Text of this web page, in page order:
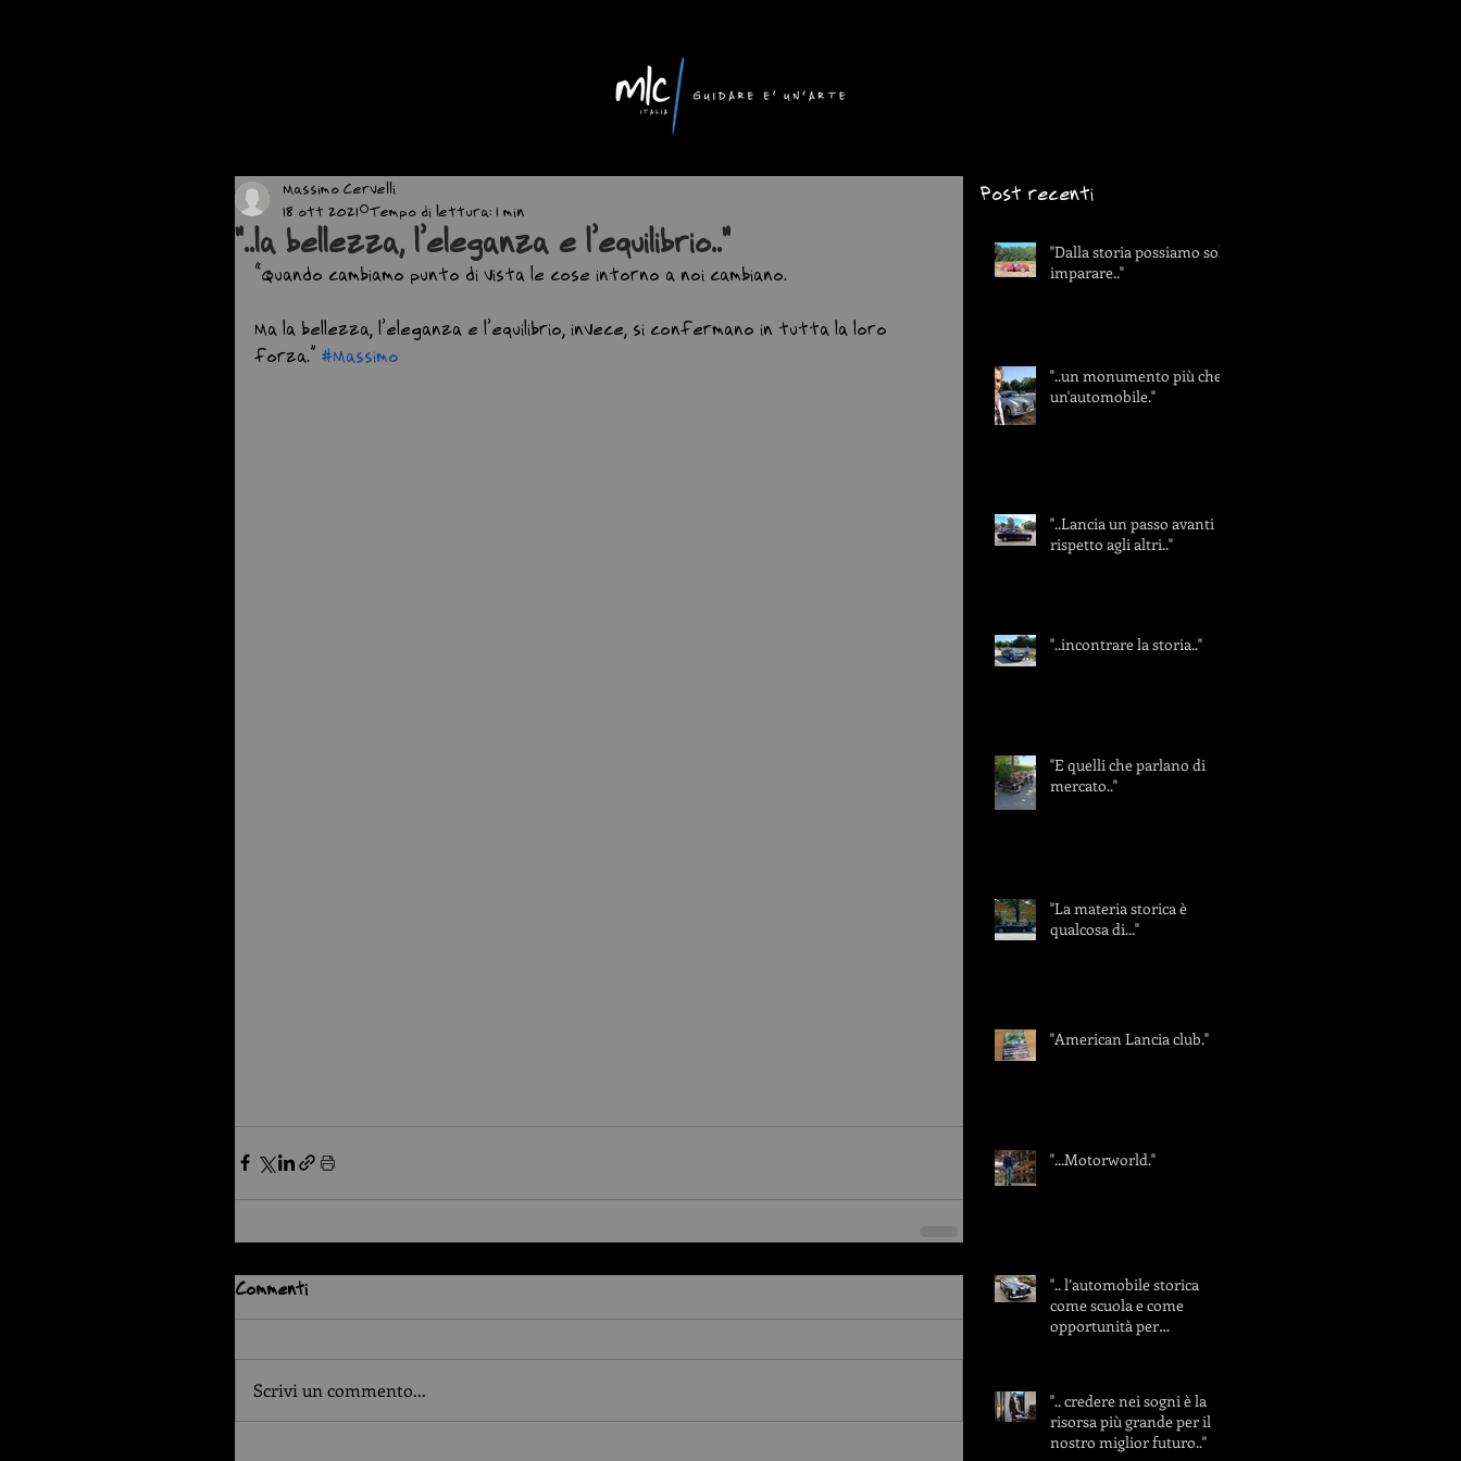
"..la bellezza, l’eleganza e l’equilibrio.."
Massimo Cervelli
18 ott 2021 Tempo di lettura: 1 min
“Quando cambiamo punto di vista le cose intorno a noi cambiano.
Ma la bellezza, l’eleganza e l’equilibrio, invece, si confermano in tutta la loro
forza.” #Massimo
Commenti
Scrivi un commento...
Post recenti
"Dalla storia possiamo solo
imparare.."
"..un monumento più che
un'automobile."
"..Lancia un passo avanti
rispetto agli altri.."
"..incontrare la storia.."
"E quelli che parlano di
mercato.."
"La materia storica è
qualcosa di..."
"American Lancia club."
"...Motorworld."
".. l’automobile storica
come scuola e come
opportunità per
".. credere nei sogni è la
risorsa più grande per il
nostro miglior futuro.."